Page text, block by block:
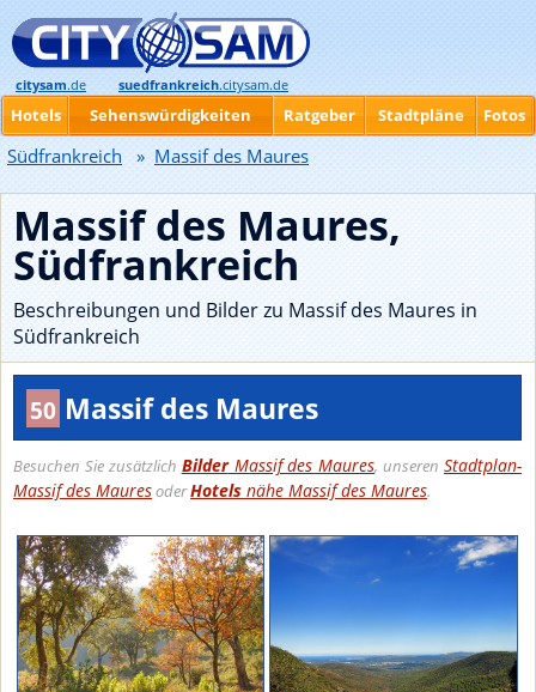
Massif des Maures,
Südfrankreich
Beschreibungen und Bilder zu Massif des Maures in
Südfrankreich
50 Massif des Maures
Besuchen Sie zusätzlich BilderMassif des Maures, unseren Stadtplan-
Massif des MauresoderHotels nähe Massif des Maures.
citysam.de suedfrankreich.citysam.de
Hotels Sehenswürdigkeiten Ratgeber Stadtpläne Fotos
Südfrankreich » Massif des Maures